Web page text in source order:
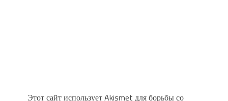
Этот сайт использует Akismet для борьбы со